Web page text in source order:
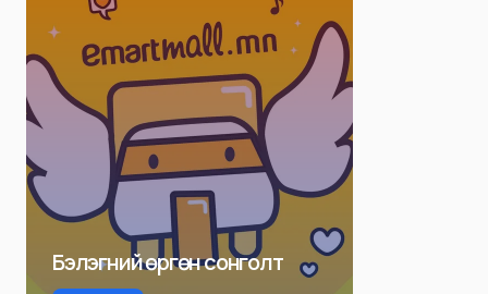
Бэлэгний өргөн сонголт